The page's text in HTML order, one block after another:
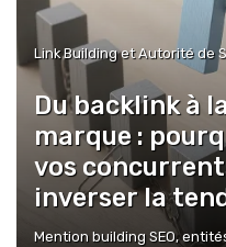
Link Building et Autorité de
Du backlink à
marque :
vos
inverser la
Mention building SEO,